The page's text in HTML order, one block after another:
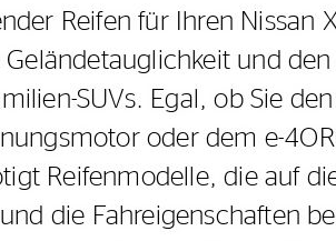
Reifen für Ihren Nissan
Geländetauglichkeit und
SUVs. Egal, ob Sie
oder dem e-
Reifenmodelle, die auf
die Fahreigenschaften